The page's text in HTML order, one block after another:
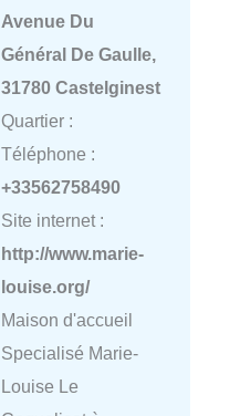
Avenue Du
Général De Gaulle,
31780 Castelginest
Quartier :
Téléphone :
+33562758490
Site internet :
http://www.marie-
louise.org/
Maison d'accueil
Specialisé Marie-
Louise Le